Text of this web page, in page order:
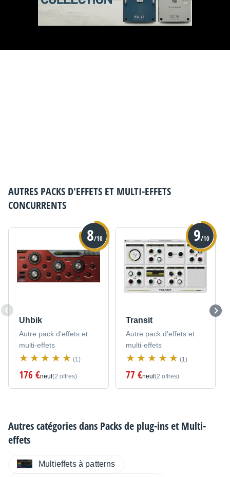
AUTRES PACKS D'EFFETS ET MULTI-EFFETS
CONCURRENTS
8/10
Uhbik
Autre pack d'effets et
multi-effets
(1)
176 €neuf(2 offres)
9/10
Transit
Autre pack d'effets et
multi-effets
(1)
77 €neuf(2 offres)
Autres catégories dans Packs de plug-ins et Multi-
effets
Multieffets à patterns